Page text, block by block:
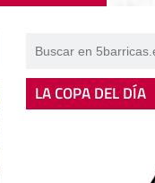
LA COPA DEL DÍA